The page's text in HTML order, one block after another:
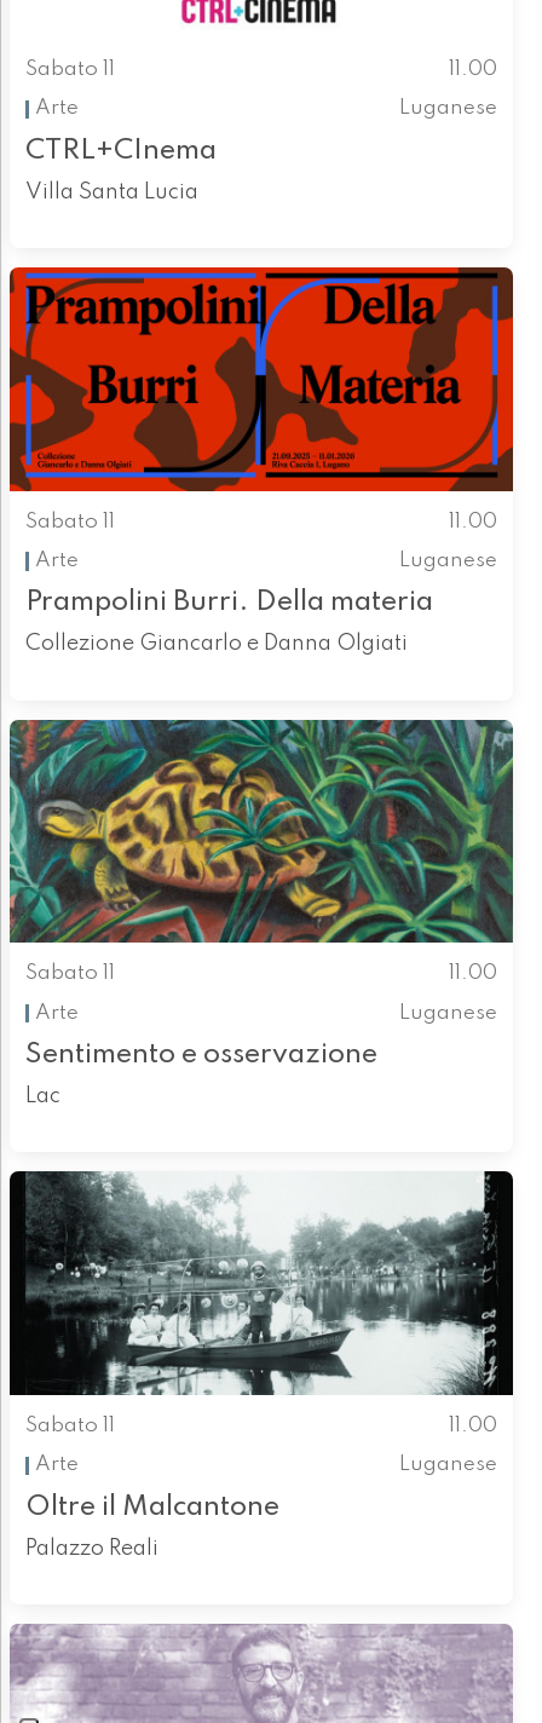
Sabato 11
11.00
Arte
Luganese
CTRL+CInema
Villa Santa Lucia
Sabato 11
11.00
Arte
Luganese
Prampolini Burri. Della materia
Collezione Giancarlo e Danna Olgiati
Sabato 11
11.00
Arte
Luganese
Sentimento e osservazione
Lac
Sabato 11
11.00
Arte
Luganese
Oltre il Malcantone
Palazzo Reali